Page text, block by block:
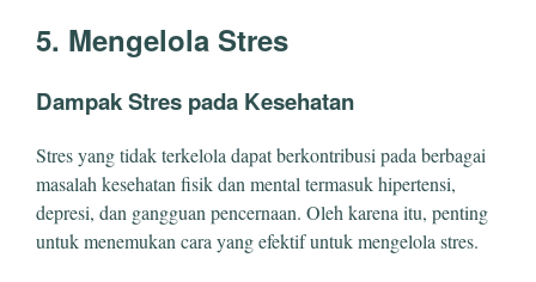
5. Mengelola Stres
Dampak Stres pada Kesehatan
Stres yang tidak terkelola dapat berkontribusi pada berbagai
masalah kesehatan fisik dan mental termasuk hipertensi,
depresi, dan gangguan pencernaan. Oleh karena itu, penting
untuk menemukan cara yang efektif untuk mengelola stres.